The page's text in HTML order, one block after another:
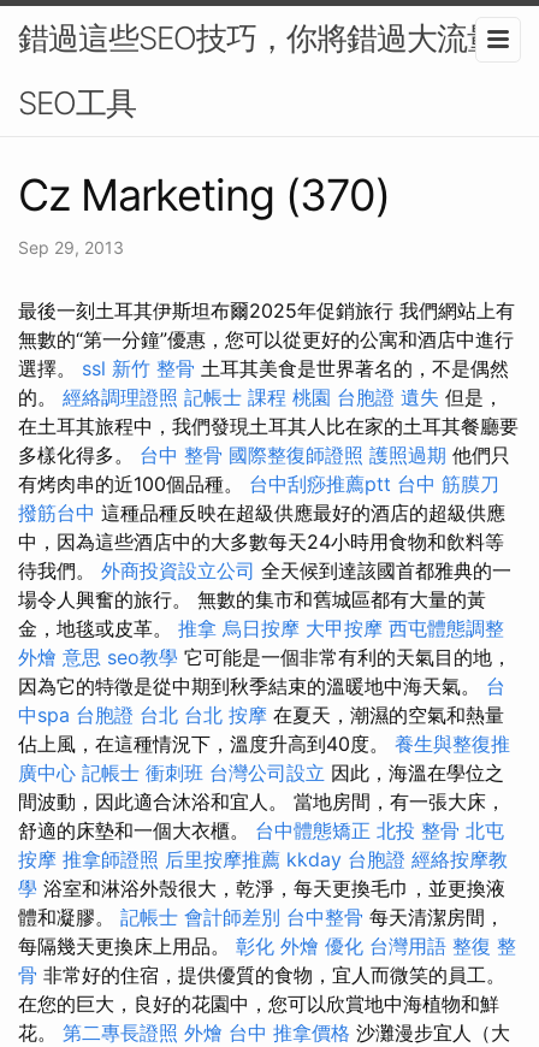
錯過這些SEO技巧，你將錯過大流量-
SEO工具
Cz Marketing (370)
Sep 29, 2013
最後一刻土耳其伊斯坦布爾2025年促銷旅行 我們網站上有
無數的“第一分鐘”優惠，您可以從更好的公寓和酒店中進行
選擇。 ssl 新竹 整骨 土耳其美食是世界著名的，不是偶然
的。 經絡調理證照 記帳士 課程 桃園 台胞證 遺失 但是，
在土耳其旅程中，我們發現土耳其人比在家的土耳其餐廳要
多樣化得多。 台中 整骨 國際整復師證照 護照過期 他們只
有烤肉串的近100個品種。 台中刮痧推薦ptt 台中 筋膜刀
撥筋台中 這種品種反映在超級供應最好的酒店的超級供應
中，因為這些酒店中的大多數每天24小時用食物和飲料等
待我們。 外商投資設立公司 全天候到達該國首都雅典的一
場令人興奮的旅行。 無數的集市和舊城區都有大量的黃
金，地毯或皮革。 推拿 烏日按摩 大甲按摩 西屯體態調整
外燴 意思 seo教學 它可能是一個非常有利的天氣目的地，
因為它的特徵是從中期到秋季結束的溫暖地中海天氣。 台
中spa 台胞證 台北 台北 按摩 在夏天，潮濕的空氣和熱量
佔上風，在這種情況下，溫度升高到40度。 養生與整復推
廣中心 記帳士 衝刺班 台灣公司設立 因此，海溫在學位之
間波動，因此適合沐浴和宜人。 當地房間，有一張大床，
舒適的床墊和一個大衣櫃。 台中體態矯正 北投 整骨 北屯
按摩 推拿師證照 后里按摩推薦 kkday 台胞證 經絡按摩教
學 浴室和淋浴外殼很大，乾淨，每天更換毛巾，並更換液
體和凝膠。 記帳士 會計師差別 台中整骨 每天清潔房間，
每隔幾天更換床上用品。 彰化 外燴 優化 台灣用語 整復 整
骨 非常好的住宿，提供優質的食物，宜人而微笑的員工。
在您的巨大，良好的花園中，您可以欣賞地中海植物和鮮
花。 第二專長證照 外燴 台中 推拿價格 沙灘漫步宜人（大